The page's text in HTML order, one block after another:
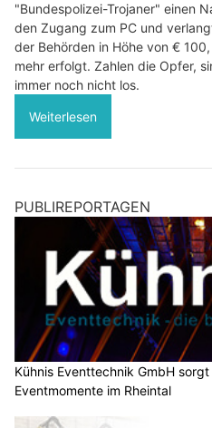
"Bundespolizei-Trojaner" einen
den Zugang zum PC und
der Behörden in Höhe von €
mehr erfolgt. Zahlen die Opfer,
immer noch nicht los.
Weiterlesen
PUBLIREPORTAGEN
Kühnis Eventtechnik GmbH
Eventmomente im Rheintal